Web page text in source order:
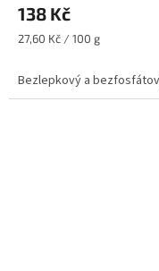
138 Kč
Měrná
27,60 Kč / 100 g
Bezlepkový a